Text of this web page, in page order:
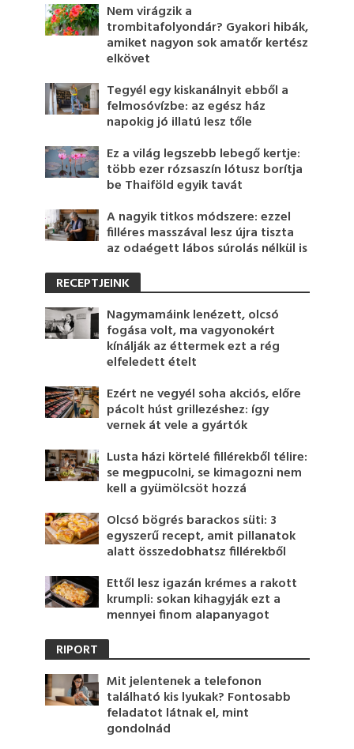
Nem virágzik a
trombitafolyondár? Gyakori hibák,
amiket nagyon sok amatőr kertész
elkövet
Tegyél egy kiskanálnyit ebből a
felmosóvízbe: az egész ház
napokig jó illatú lesz tőle
Ez a világ legszebb lebegő kertje:
több ezer rózsaszín lótusz borítja
be Thaiföld egyik tavát
A nagyik titkos módszere: ezzel
filléres masszával lesz újra tiszta
az odaégett lábos súrolás nélkül is
RECEPTJEINK
Nagymamáink lenézett, olcsó
fogása volt, ma vagyonokért
kínálják az éttermek ezt a rég
elfeledett ételt
Ezért ne vegyél soha akciós, előre
pácolt húst grillezéshez: így
vernek át vele a gyártók
Lusta házi körtelé fillérekből télire:
se megpucolni, se kimagozni nem
kell a gyümölcsöt hozzá
Olcsó bögrés barackos süti: 3
egyszerű recept, amit pillanatok
alatt összedobhatsz fillérekből
Ettől lesz igazán krémes a rakott
krumpli: sokan kihagyják ezt a
mennyei finom alapanyagot
RIPORT
Mit jelentenek a telefonon
található kis lyukak? Fontosabb
feladatot látnak el, mint
gondolnád